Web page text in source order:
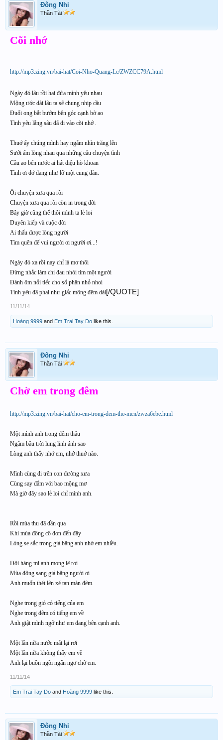
Đông Nhi
Thần Tài
Cõi nhớ
http://mp3.zing.vn/bai-hat/Coi-Nho-Quang-Le/ZWZCC79A.html
Ngày đó lâu rồi hai đứa mình yêu nhau
Mộng ước dài lâu ta sẽ chung nhịp cầu
Đuổi ong bắt bướm bên góc cạnh bờ ao
Tình yêu lắng sâu đã đi vào cõi nhớ .
Thuở ấy chúng mình hay ngắm nhìn trăng lên
Sưởi ấm lòng nhau qua những câu chuyện tình
Cầu ao bến nước ai hát điệu hò khoan
Tình ơi dở dang như lỡ một cung đàn.
Ôi chuyện xưa qua rồi
Chuyện xưa qua rồi còn in trong đời
Bây giờ cũng thế thôi mình ta lẻ loi
Duyên kiếp và cuộc đời
Ai thấu được lòng người
Tìm quên để vui người ơi người ơi...!
Ngày đó xa rồi nay chỉ là mơ thôi
Đừng nhắc làm chi đau nhói tim một người
Đành ôm nỗi tiếc cho số phận nhỏ nhoi
Tình yêu đã phai như giấc mộng đêm dài[/QUOTE]
11/11/14
Hoàng 9999 and Em Trai Tay Do like this.
Đông Nhi
Thần Tài
Chờ em trong đêm
http://mp3.zing.vn/bai-hat/cho-em-trong-dem-the-men/zwza6ebe.html
Một mình anh trong đêm thâu
Ngắm bầu trời lung linh ánh sao
Lòng anh thấy nhớ em, nhớ thuở nào.
Mình cùng đi trên con đường xưa
Cùng say đắm với bao mộng mơ
Mà giờ đây sao lẻ loi chỉ mình anh.
Rồi mùa thu đã dần qua
Khi mùa đông cô đơn đến đây
Lòng se sắc trong giá băng anh nhớ em nhiều.
Đôi hàng mi anh mong lệ rơi
Mùa đông sang giá băng người ơi
Anh muốn thét lên xé tan màn đêm.
Nghe trong gió có tiếng của em
Nghe trong đêm có tiếng em về
Anh giật mình ngỡ như em đang bên cạnh anh.
Một lần nữa nước mắt lại rơi
Một lần nữa không thấy em về
Anh lại buồn ngồi ngẩn ngơ chờ em.
11/11/14
Em Trai Tay Do and Hoàng 9999 like this.
Đông Nhi
Thần Tài